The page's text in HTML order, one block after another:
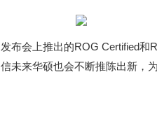
布会上推出的ROG Certified和
未来华硕也会不断推陈出新，